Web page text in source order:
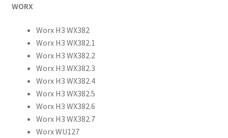
WORX
Worx H3 WX382
Worx H3 WX382.1
Worx H3 WX382.2
Worx H3 WX382.3
Worx H3 WX382.4
Worx H3 WX382.5
Worx H3 WX382.6
Worx H3 WX382.7
Worx WU127